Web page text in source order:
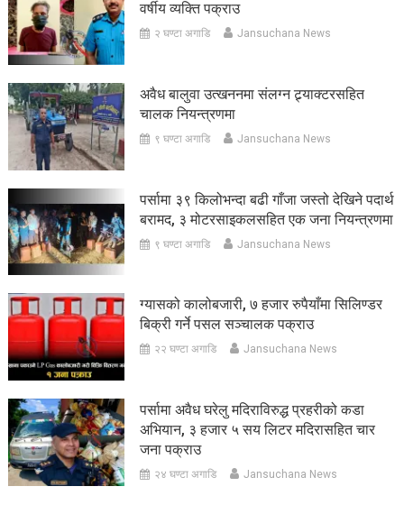
वर्षीय व्यक्ति पक्राउ
२ घण्टा अगाडि Jansuchana News
अवैध बालुवा उत्खननमा संलग्न ट्र्याक्टरसहित
चालक नियन्त्रणमा
९ घण्टा अगाडि Jansuchana News
पर्सामा ३९ किलोभन्दा बढी गाँजा जस्तो देखिने पदार्थ
बरामद, ३ मोटरसाइकलसहित एक जना नियन्त्रणमा
९ घण्टा अगाडि Jansuchana News
ग्यासको कालोबजारी, ७ हजार रुपैयाँमा सिलिण्डर
बिक्री गर्ने पसल सञ्चालक पक्राउ
२२ घण्टा अगाडि Jansuchana News
पर्सामा अवैध घरेलु मदिराविरुद्ध प्रहरीको कडा
अभियान, ३ हजार ५ सय लिटर मदिरासहित चार
जना पक्राउ
२४ घण्टा अगाडि Jansuchana News